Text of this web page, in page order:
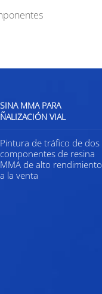
MMA PARA
VIAL
Pintura de tráfico de dos
componentes de resina
MMA de alto rendimiento
a la venta